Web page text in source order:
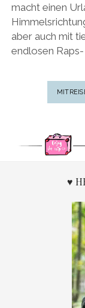
macht einen
aber auch mit
endlosen
♥